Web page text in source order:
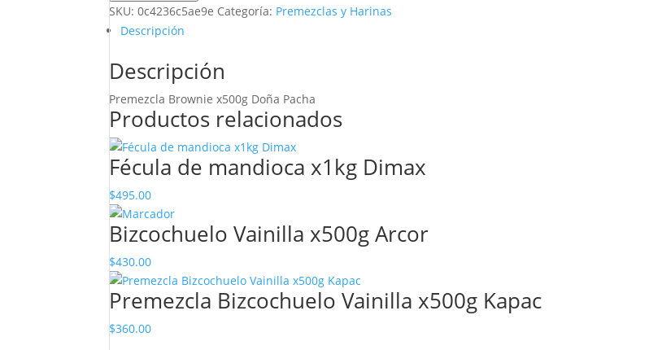
x500g
Doña
cantidad
SKU:0c4236c5ae9e Categoría: Premezclas y Harinas
Descripción
Descripción
Premezcla Brownie x500g Doña Pacha
Productos relacionados
Fécula de mandioca x1kg Dimax
$495.00
Bizcochuelo Vainilla x500g Arcor
$430.00
Premezcla Bizcochuelo Vainilla x500g Kapac
$360.00